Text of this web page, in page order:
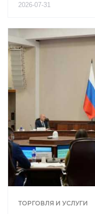
2026-07-31
ТОРГОВЛЯ И УСЛУГИ